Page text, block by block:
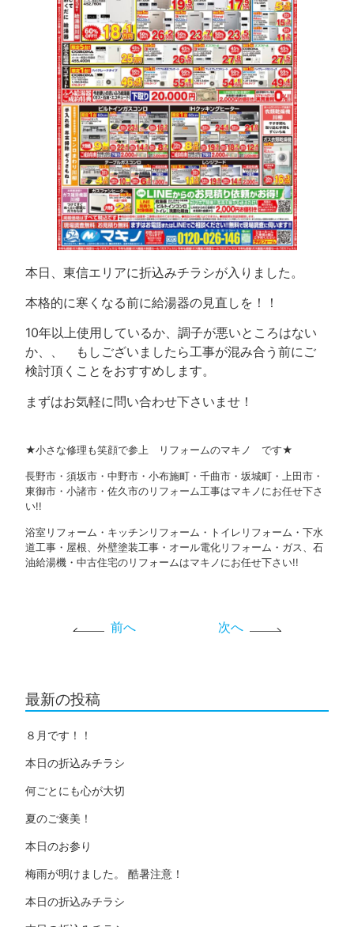
本日、東信エリアに折込みチラシが入りました。
本格的に寒くなる前に給湯器の見直しを！！
10年以上使用しているか、調子が悪いところはない
か、、 もしございましたら工事が混み合う前にご
検討頂くことをおすすめします。
まずはお気軽に問い合わせ下さいませ！
★小さな修理も笑顔で参上 リフォームのマキノ です★
長野市・須坂市・中野市・小布施町・千曲市・坂城町・上田市・
東御市・小諸市・佐久市のリフォーム工事はマキノにお任せ下さ
い!!
浴室リフォーム・キッチンリフォーム・トイレリフォーム・下水
道工事・屋根、外壁塗装工事・オール電化リフォーム・ガス、石
油給湯機・中古住宅のリフォームはマキノにお任せ下さい!!
前へ 次へ
最新の投稿
８月です！！
本日の折込みチラシ
何ごとにも心が大切
夏のご褒美！
本日のお参り
梅雨が明けました。 酷暑注意！
本日の折込みチラシ